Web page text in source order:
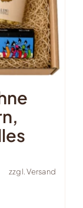
zzgl.Versand